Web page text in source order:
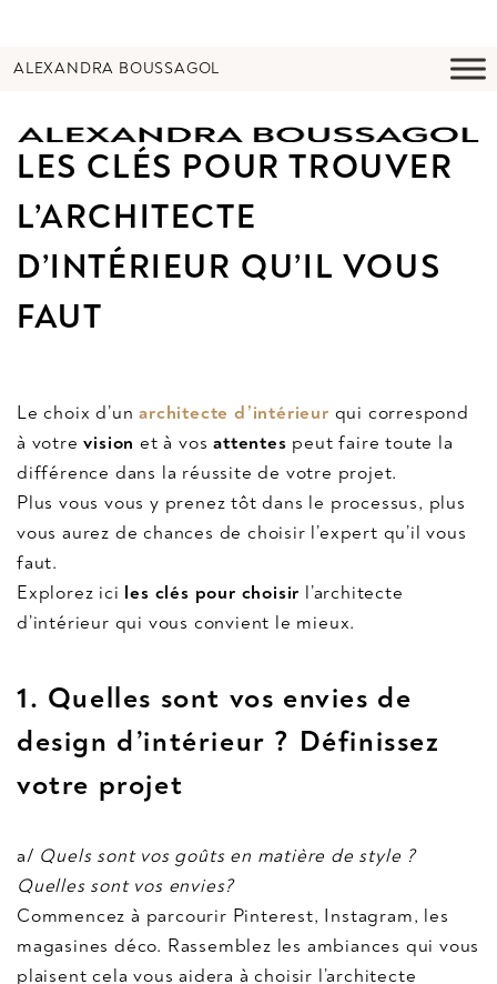
ALEXANDRA BOUSSAGOL
LES CLÉS POUR TROUVER
L’ARCHITECTE
D’INTÉRIEUR QU’IL VOUS
FAUT
Le choix d’unarchitecte d’intérieur qui correspond
à votrevision et à vosattentes peut faire toute la
différence dans la réussite de votre projet.
Plus vous vous y prenez tôt dans le processus, plus
vous aurez de chances de choisir l’expert qu’il vous
faut.
Explorez ici les clés pour choisir l’architecte
d’intérieur qui vous convient le mieux.
1. Quelles sont vos envies de
design d’intérieur ? Définissez
votre projet
a/ Quels sont vos goûts en matière de style ?
Quelles sont vos envies?
Commencez à parcourir Pinterest, Instagram, les
magasines déco. Rassemblez les ambiances qui vous
plaisent cela vous aidera à choisir l’architecte